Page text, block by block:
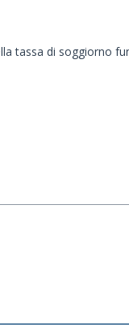
tassa di soggiorno